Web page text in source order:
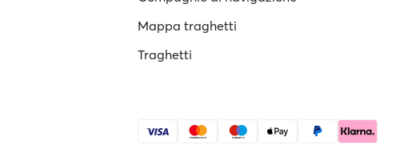
Mappa traghetti
Traghetti